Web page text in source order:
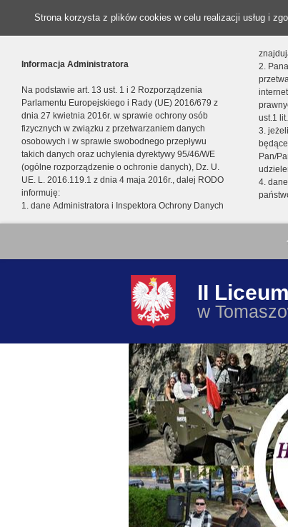
Strona korzysta z plików cookies w celu realizacji usług i
Informacja Administratora
Na podstawie art. 13 ust. 1 i 2 Rozporządzenia
Parlamentu Europejskiego i Rady (UE) 2016/679 z
dnia 27 kwietnia 2016r. w sprawie ochrony osób
fizycznych w związku z przetwarzaniem danych
osobowych i w sprawie swobodnego przepływu
takich danych oraz uchylenia dyrektywy 95/46/WE
(ogólne rozporządzenie o ochronie danych), Dz. U.
UE. L. 2016.119.1 z dnia 4 maja 2016r., dalej RODO
informuję:
1. dane Administratora i Inspektora Ochrony Danych
2.
ust.1
3.
Pan/
4.
II
w